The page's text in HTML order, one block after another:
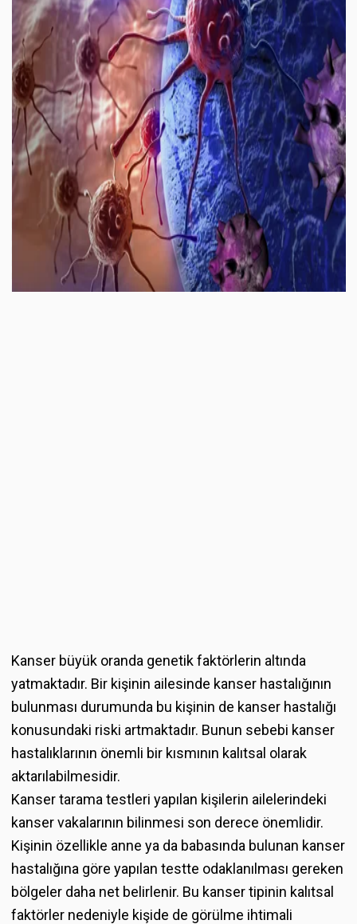
Kanser büyük oranda genetik faktörlerin altında
yatmaktadır. Bir kişinin ailesinde kanser hastalığının
bulunması durumunda bu kişinin de kanser hastalığı
konusundaki riski artmaktadır. Bunun sebebi kanser
hastalıklarının önemli bir kısmının kalıtsal olarak
aktarılabilmesidir.
Kanser tarama testleri yapılan kişilerin ailelerindeki
kanser vakalarının bilinmesi son derece önemlidir.
Kişinin özellikle anne ya da babasında bulunan kanser
hastalığına göre yapılan testte odaklanılması gereken
bölgeler daha net belirlenir. Bu kanser tipinin kalıtsal
faktörler nedeniyle kişide de görülme ihtimali